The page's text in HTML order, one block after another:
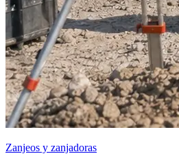
Zanjeos y zanjadoras